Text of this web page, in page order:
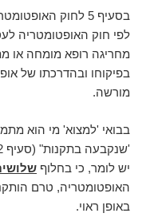
בסעיף 5 לחוק
לפי חוק האופטומטריה
מחריגה רופא מומחה או
בפיקוחו ובהדרכתו של
מורשה.
בבואי 'למצוא' מי הוא
יש לומר, כי בחלוף
האופטומטריה, טרם
באופן ראוי.